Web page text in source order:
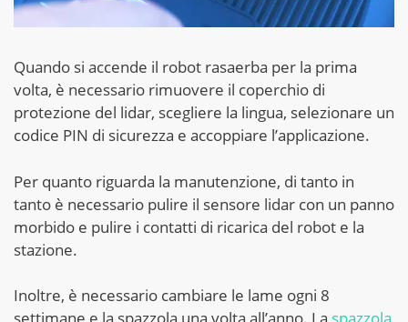
Quando si accende il robot rasaerba per la prima
volta, è necessario rimuovere il coperchio di
protezione del lidar, scegliere la lingua, selezionare un
codice PIN di sicurezza e accoppiare l’applicazione.
Per quanto riguarda la manutenzione, di tanto in
tanto è necessario pulire il sensore lidar con un panno
morbido e pulire i contatti di ricarica del robot e la
stazione.
Inoltre, è necessario cambiare le lame ogni 8